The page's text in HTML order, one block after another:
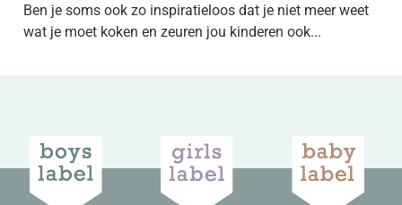
Ben je soms ook zo inspiratieloos dat je niet meer weet
wat je moet koken en zeuren jou kinderen ook...